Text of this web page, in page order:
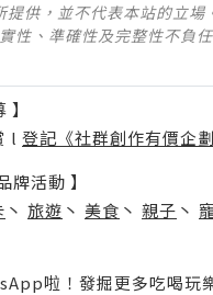
提供，並不代表本站的立場
性、準確性及完整性不負
l 登記《社群創作有價企劃
牌活動 】
丶 旅遊 丶 美食 丶 親子 丶
啦！發掘更多吃喝玩